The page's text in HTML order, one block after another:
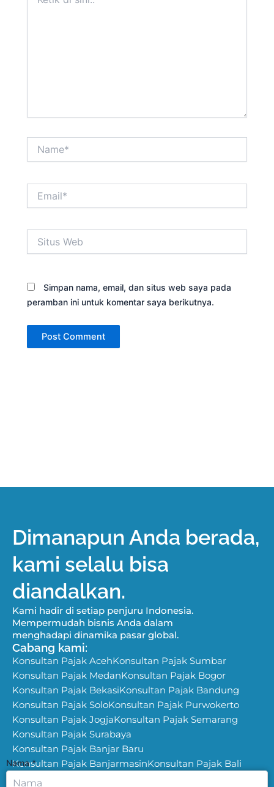
Web
Simpan nama, email, dan situs web saya pada
peramban ini untuk komentar saya berikutnya.
Dimanapun Anda berada,
kami selalu bisa
diandalkan.
Kami hadir di setiap penjuru Indonesia.
Mempermudah bisnis Anda dalam
menghadapi dinamika pasar global.
Cabang kami:
Konsultan Pajak AcehKonsultan Pajak Sumbar
Konsultan Pajak MedanKonsultan Pajak Bogor
Konsultan Pajak BekasiKonsultan Pajak Bandung
Konsultan Pajak SoloKonsultan Pajak Purwokerto
Konsultan Pajak JogjaKonsultan Pajak Semarang
Konsultan Pajak Surabaya
Konsultan Pajak Banjar Baru
Konsultan Pajak BanjarmasinKonsultan Pajak Bali
Nama*